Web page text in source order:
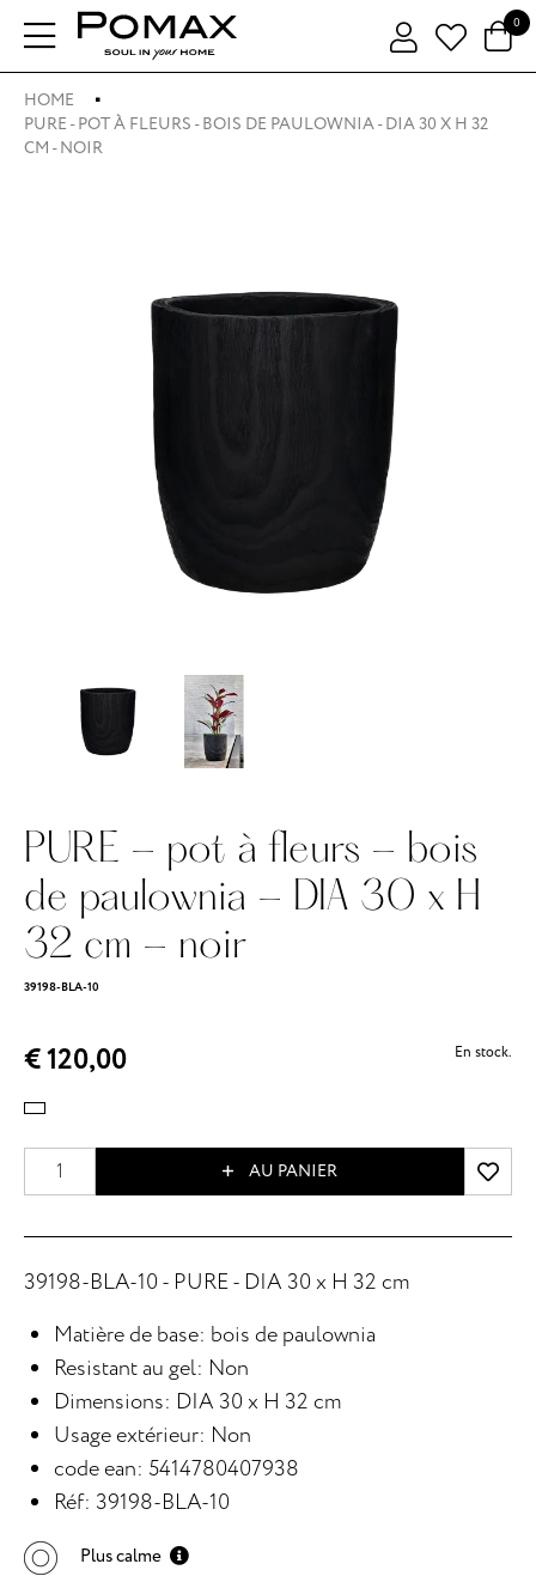
0
HOME
PURE - POT À FLEURS - BOIS DE PAULOWNIA - DIA 30 X H 32
CM - NOIR
PURE - pot à fleurs - bois
de paulownia - DIA 30 x H
32 cm - noir
39198-BLA-10
€ 120,00 En stock.
AU PANIER
39198-BLA-10 - PURE - DIA 30 x H 32 cm
Matière de base: bois de paulownia
Resistant au gel: Non
Dimensions: DIA 30 x H 32 cm
Usage extérieur: Non
code ean: 5414780407938
Réf: 39198-BLA-10
Plus calme